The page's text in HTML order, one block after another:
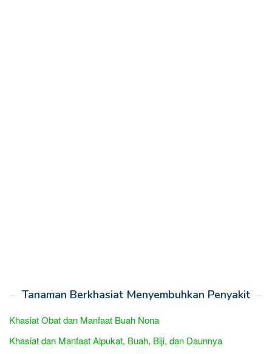
Tanaman Berkhasiat Menyembuhkan Penyakit
Khasiat Obat dan Manfaat Buah Nona
Khasiat dan Manfaat Alpukat, Buah, Biji, dan Daunnya